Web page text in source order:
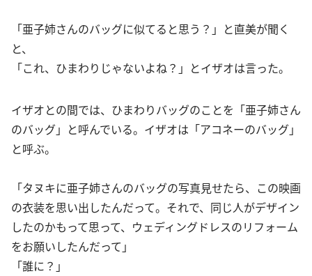
「亜子姉さんのバッグに似てると思う？」と直美が聞く
と、
「これ、ひまわりじゃないよね？」とイザオは言った。
イザオとの間では、ひまわりバッグのことを「亜子姉さん
のバッグ」と呼んでいる。イザオは「アコネーのバッグ」
と呼ぶ。
「タヌキに亜子姉さんのバッグの写真見せたら、この映画
の衣装を思い出したんだって。それで、同じ人がデザイン
したのかもって思って、ウェディングドレスのリフォーム
をお願いしたんだって」
「誰に？」